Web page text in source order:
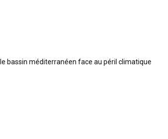
bassin méditerranéen face au péril climatique